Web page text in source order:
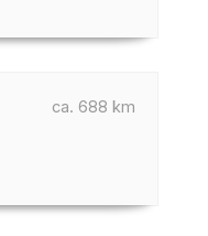
ca. 688 km